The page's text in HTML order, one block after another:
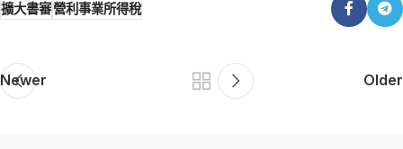
擴大書審營利事業所得稅
Newer Older